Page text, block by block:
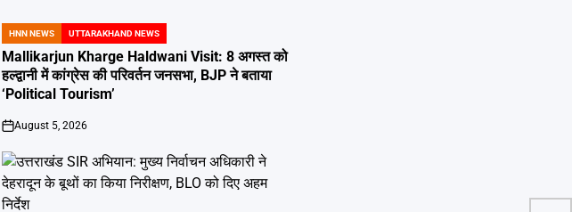
POSTED
IN
HNN NEWS UTTARAKHAND NEWS
Mallikarjun Kharge Haldwani Visit: 8 अगस्त को
हल्द्वानी में कांग्रेस की परिवर्तन जनसभा, BJP ने बताया
‘Political Tourism’
on
August 5, 2026